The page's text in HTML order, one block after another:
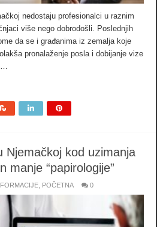
nedostaju profesionalci u raznim
više nego dobrodošli. Poslednjih
da se i građanima iz zemalja koje
pronalaženje posla i dobijanje vize
Njemačkoj kod uzimanja
manje “papirologije”
POČETNA 0